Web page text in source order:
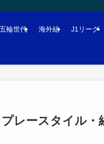
輪世代 海外組 J1リーグ
レースタイル・